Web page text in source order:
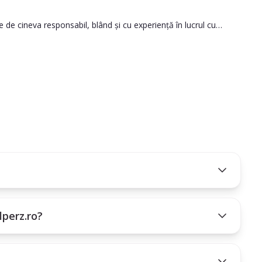
cineva responsabil, blând și cu experiență în lucrul cu
între om și animal.
dorite).
a intra în contact.